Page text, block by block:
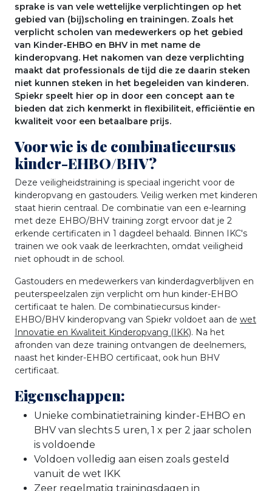
sprake is van vele wettelijke verplichtingen op het
gebied van (bij)scholing en trainingen. Zoals het
verplicht scholen van medewerkers op het gebied
van Kinder-EHBO en BHV in met name de
kinderopvang. Het nakomen van deze verplichting
maakt dat professionals de tijd die ze daarin steken
niet kunnen steken in het begeleiden van kinderen.
Spiekr speelt hier op in door een concept aan te
bieden dat zich kenmerkt in flexibiliteit, efficiëntie en
kwaliteit voor een betaalbare prijs.
Voor wie is de combinatiecursus
kinder-EHBO/BHV?
Deze veiligheidstraining is speciaal ingericht voor de
kinderopvang en gastouders. Veilig werken met kinderen
staat hierin centraal. De combinatie van een e-learning
met deze EHBO/BHV training zorgt ervoor dat je 2
erkende certificaten in 1 dagdeel behaald. Binnen IKC's
trainen we ook vaak de leerkrachten, omdat veiligheid
niet ophoudt in de school.
Gastouders en medewerkers van kinderdagverblijven en
peuterspeelzalen zijn verplicht om hun kinder-EHBO
certificaat te halen. De combinatiecursus kinder-
EHBO/BHV kinderopvang van Spiekr voldoet aan de wet
Innovatie en Kwaliteit Kinderopvang (IKK). Na het
afronden van deze training ontvangen de deelnemers,
naast het kinder-EHBO certificaat, ook hun BHV
certificaat.
Eigenschappen:
Unieke combinatietraining kinder-EHBO en
BHV van slechts 5 uren, 1 x per 2 jaar scholen
is voldoende
Voldoen volledig aan eisen zoals gesteld
vanuit de wet IKK
Zeer regelmatig trainingsdagen in